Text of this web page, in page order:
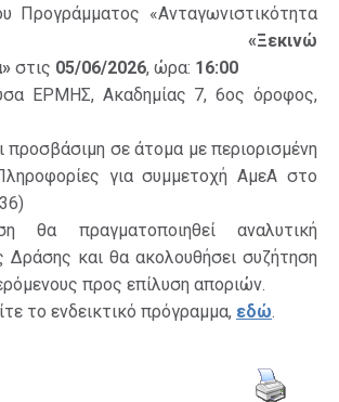
Προγράμματος «Ανταγωνιστικότητα
2027»: «Ξεκινώ
στις 05/06/2026, ώρα: 16:00
ΕΡΜΗΣ, Ακαδημίας 7, 6ος όροφος,
προσβάσιμη σε άτομα με περιορισμένη
για συμμετοχή ΑμεΑ στο
θα πραγματοποιηθεί αναλυτική
Δράσης και θα ακολουθήσει συζήτηση
προς επίλυση αποριών.
το ενδεικτικό πρόγραμμα, εδώ.